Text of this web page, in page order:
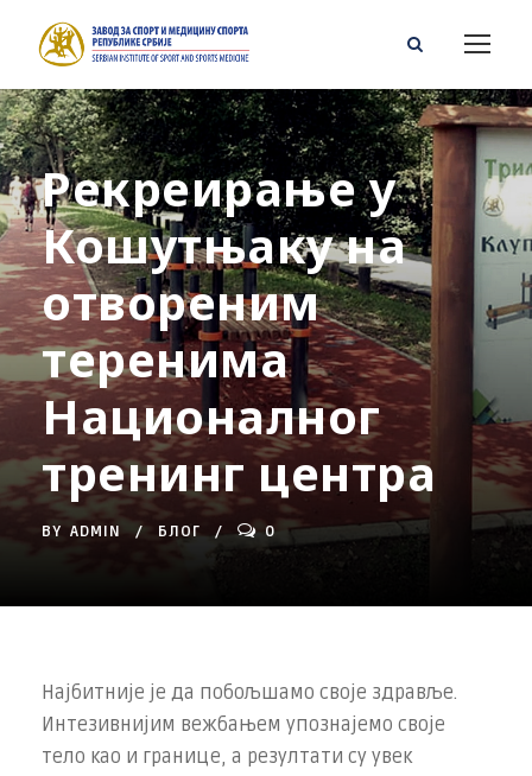
Рекреирање у
Кошутњаку на
отвореним
теренима
Националног
тренинг центра
BY ADMIN БЛОГ 0
Најбитније је да побољшамо своје здравље.
Интезивнијим вежбањем упознајемо своје
тело као и границе, а резултати су увек